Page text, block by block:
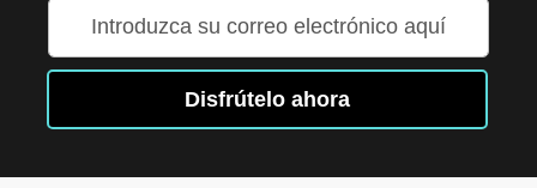
nuestro
de
Disfrútelo ahora